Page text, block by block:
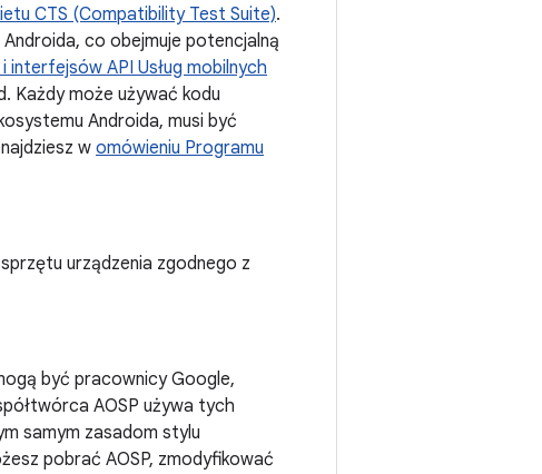
CTS (Compatibility Test Suite).
co obejmuje potencjalną
interfejsów API Usług mobilnych
Każdy może używać kodu
Androida, musi być
w omówieniu Programu
urządzenia zgodnego z
być pracownicy Google,
AOSP używa tych
samym zasadom stylu
pobrać AOSP, zmodyfikować